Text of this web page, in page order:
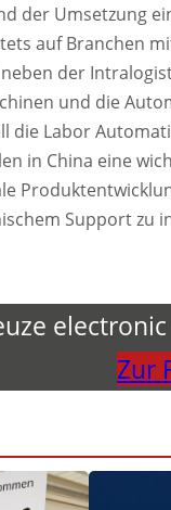
der Umsetzung
auf Branchen
der
und die
die Labor
in China eine
Support zu
Zur